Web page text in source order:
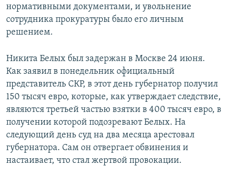
нормативными документами, и увольнение
сотрудника прокуратуры было его личным
решением.
Никита Белых был задержан в Москве 24 июня.
Как заявил в понедельник официальный
представитель СКР, в этот день губернатор получил
150 тысяч евро, которые, как утверждает следствие,
являются третьей частью взятки в 400 тысяч евро, в
получении которой подозревают Белых. На
следующий день суд на два месяца арестовал
губернатора. Сам он отвергает обвинения и
настаивает, что стал жертвой провокации.